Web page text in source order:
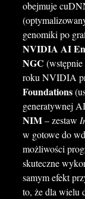
obejmuje
genomiki po
NVIDIA AI
NGC
roku NVIDIA
Foundations
generatywnej
NIM– zestaw
w gotowe do
możliwości
skuteczne
samym efekt
to, że dla wielu